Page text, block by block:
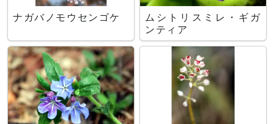
ナガバノモウセンゴケ
ムシトリスミレ・ギガ
ンティア